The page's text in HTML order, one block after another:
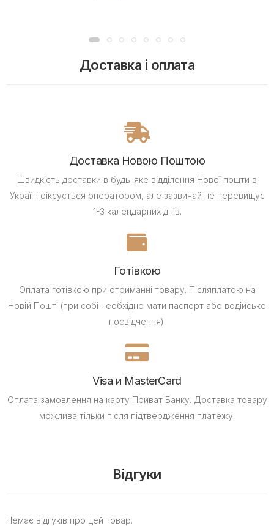
Доставка і оплата
Доставка Новою Поштою
Швидкість доставки в будь-яке відділення Нової пошти в
Україні фіксується оператором, але зазвичай не перевищує
1-3 календарних днів.
Готівкою
Оплата готівкою при отриманні товару. Післяплатою на
Новій Пошті (при собі необхідно мати паспорт або водійське
посвідчення).
Visa и MasterCard
Оплата замовлення на карту Приват Банку. Доставка товару
можлива тільки після підтвердження платежу.
Відгуки
Немає відгуків про цей товар.